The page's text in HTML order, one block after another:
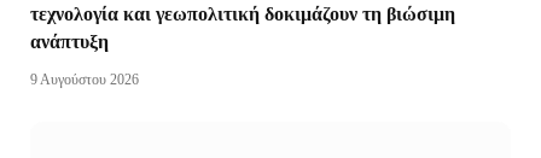
τεχνολογία και γεωπολιτική δοκιμάζουν τη βιώσιμη
ανάπτυξη
9 Αυγούστου 2026